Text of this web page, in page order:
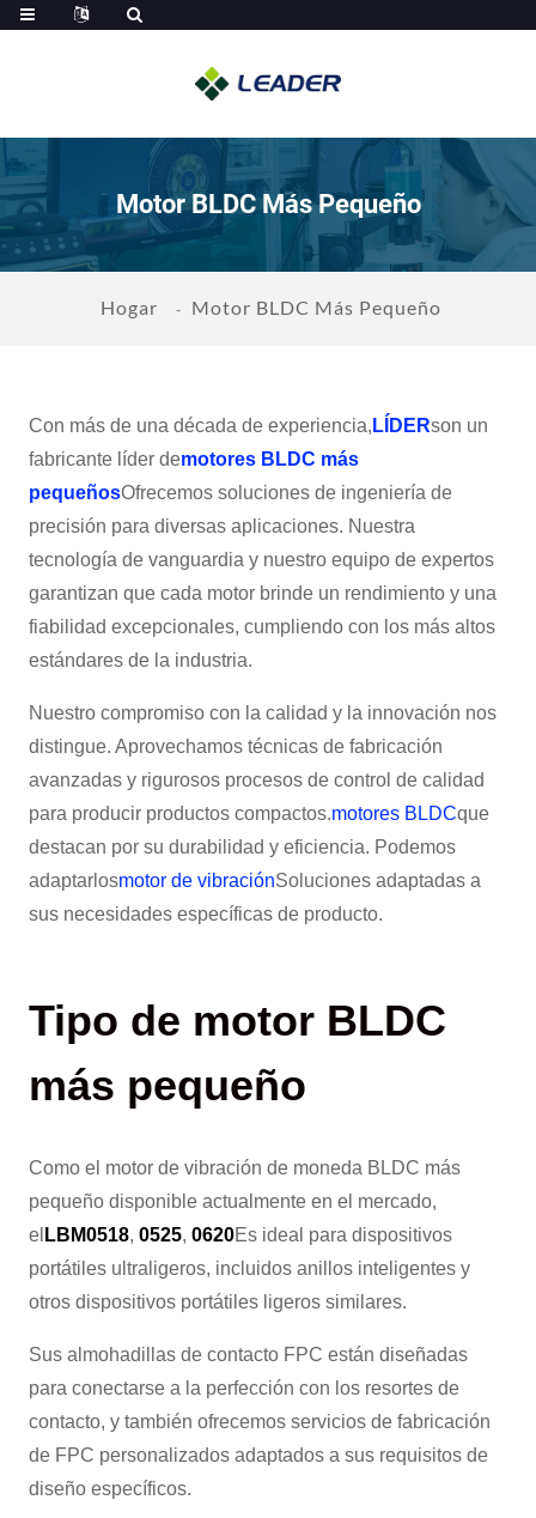
Motor BLDC Más Pequeño
Hogar Motor BLDC Más Pequeño
Con más de una década de experiencia, LÍDERson un
fabricante líder demotores BLDC más
pequeñosOfrecemos soluciones de ingeniería de
precisión para diversas aplicaciones. Nuestra
tecnología de vanguardia y nuestro equipo de expertos
garantizan que cada motor brinde un rendimiento y una
fiabilidad excepcionales, cumpliendo con los más altos
estándares de la industria.
Nuestro compromiso con la calidad y la innovación nos
distingue. Aprovechamos técnicas de fabricación
avanzadas y rigurosos procesos de control de calidad
para producir productos compactos.motores BLDCque
destacan por su durabilidad y eficiencia. Podemos
adaptarlosmotor de vibraciónSoluciones adaptadas a
sus necesidades específicas de producto.
Tipo de motor BLDC
más pequeño
Como el motor de vibración de moneda BLDC más
pequeño disponible actualmente en el mercado,
el LBM0518,0525,0620Es ideal para dispositivos
portátiles ultraligeros, incluidos anillos inteligentes y
otros dispositivos portátiles ligeros similares.
Sus almohadillas de contacto FPC están diseñadas
para conectarse a la perfección con los resortes de
contacto, y también ofrecemos servicios de fabricación
de FPC personalizados adaptados a sus requisitos de
diseño específicos.